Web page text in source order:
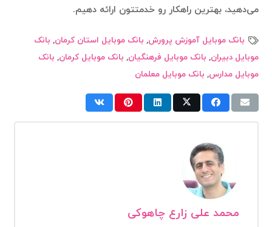
می‌دهید، بهترین راهکار رو خدمتتون ارائه دهیم.
بانک موبایل آموزش پرورش, بانک موبایل استان کرمان, بانک
موبایل دبیران, بانک موبایل فرهنگیان, بانک موبایل کرمان, بانک
موبایل مدارس, بانک موبایل معلمان
محمد علی زارع چاهوکی